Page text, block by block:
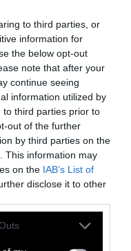
to third parties, or
information for
the below opt-out
note that after your
continue seeing
information utilized by
to third parties prior to
out of the further
by third parties on the
This information may
on the IAB’s List of
disclose it to other
γλυκόπικρη
και σε μια
του 80,
την
για έξι
έχει
«Οι
«Ένα Αξέχαστο